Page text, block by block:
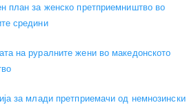
план за женско претприемништво во
средини
на руралните жени во македонското
за млади претприемачи од немнозински